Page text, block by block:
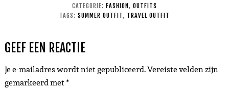
CATEGORIE: FASHION , OUTFITS
TAGS: SUMMER OUTFIT, TRAVEL OUTFIT
GEEF EEN REACTIE
Je e-mailadres wordt niet gepubliceerd.Vereiste velden zijn
gemarkeerd met*